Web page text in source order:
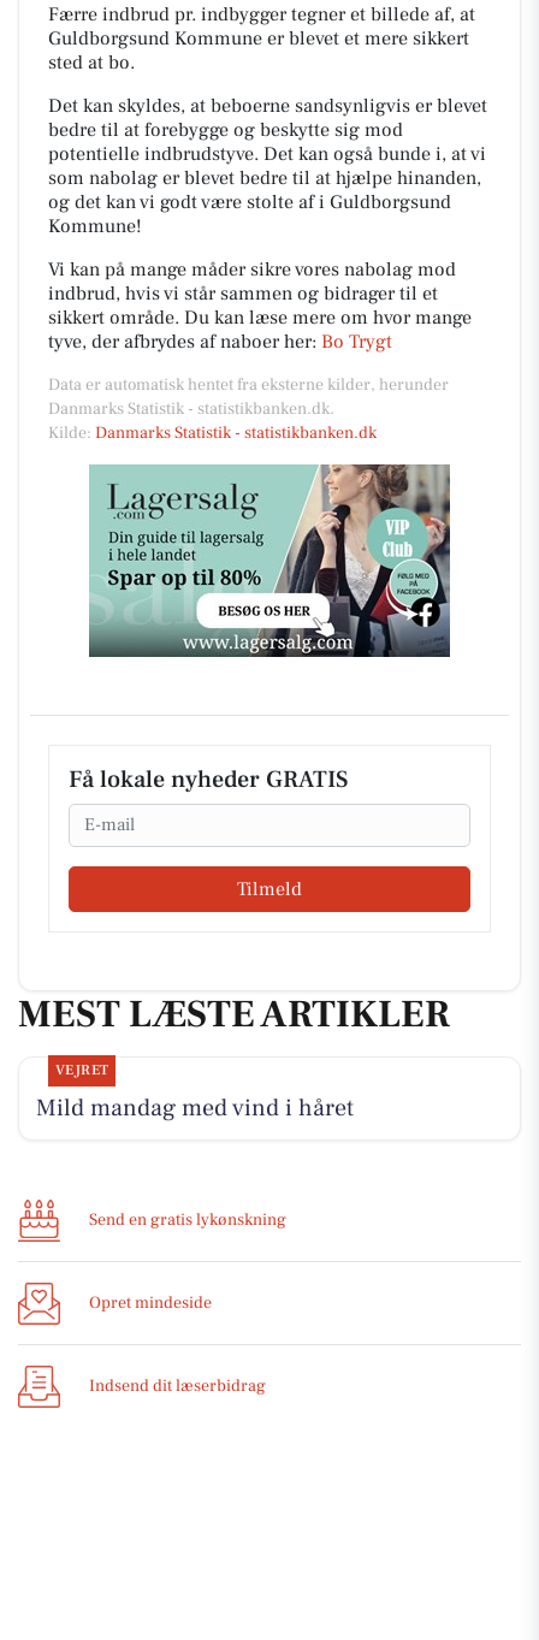
Færre indbrud pr. indbygger tegner et billede af, at
Guldborgsund Kommune er blevet et mere sikkert
sted at bo.
Det kan skyldes, at beboerne sandsynligvis er blevet
bedre til at forebygge og beskytte sig mod
potentielle indbrudstyve. Det kan også bunde i, at vi
som nabolag er blevet bedre til at hjælpe hinanden,
og det kan vi godt være stolte af i Guldborgsund
Kommune!
Vi kan på mange måder sikre vores nabolag mod
indbrud, hvis vi står sammen og bidrager til et
sikkert område. Du kan læse mere om hvor mange
tyve, der afbrydes af naboer her: Bo Trygt
Data er automatisk hentet fra eksterne kilder, herunder
Danmarks Statistik - statistikbanken.dk.
Kilde: Danmarks Statistik - statistikbanken.dk
Få lokale nyheder GRATIS
Email
Tilmeld
MEST LÆSTE ARTIKLER
VEJRET
Mild mandag med vind i håret
Send en gratis lykønskning
Opret mindeside
Indsend dit læserbidrag